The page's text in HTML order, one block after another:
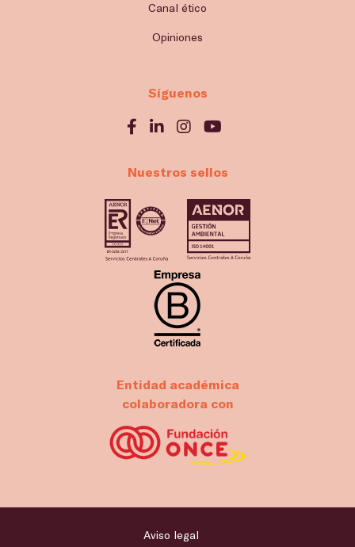
Canal ético
Opiniones
Síguenos
Nuestros sellos
Entidad académica
colaboradora con
Aviso legal